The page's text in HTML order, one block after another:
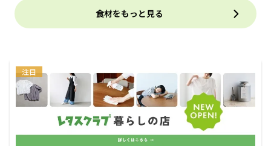
食材をもっと見る
注目